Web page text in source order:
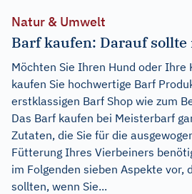
Natur & Umwelt
Barf kaufen: Darauf sollte
Möchten Sie Ihren Hund oder
kaufen Sie hochwertige Barf
erstklassigen Barf Shop wie zum
Das Barf kaufen bei Meisterbarf
Zutaten, die Sie für die
Fütterung Ihres Vierbeiners
im Folgenden sieben Aspekte vor,
sollten, wenn Sie...